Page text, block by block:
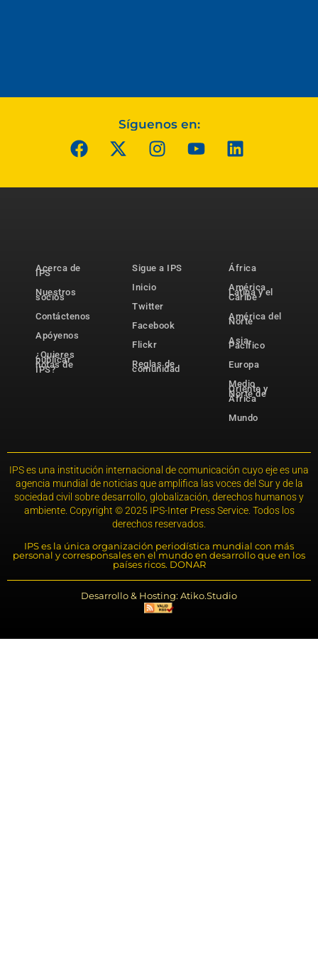
Síguenos en:
Acerca de
IPS
Nuestros
socios
Contáctenos
Apóyenos
¿Quieres
publicar
notas de
IPS?
Sigue a IPS
Inicio
Twitter
Facebook
Flickr
Reglas de
comunidad
África
América
Latina y el
Caribe
América del
Norte
Asia-
Pacífico
Europa
Medio
Oriente y
Norte de
África
Mundo
IPS es una institución internacional de comunicación cuyo eje es una
agencia mundial de noticias que amplifica las voces del Sur y de la
sociedad civil sobre desarrollo, globalización, derechos humanos y
ambiente. Copyright © 2025 IPS-Inter Press Service. Todos los
derechos reservados.
IPS es la única organización periodística mundial con más
personal y corresponsales en el mundo en desarrollo que en los
países ricos. DONAR
Desarrollo & Hosting: Atiko.Studio